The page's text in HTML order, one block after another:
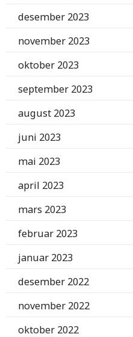
desember 2023
november 2023
oktober 2023
september 2023
august 2023
juni 2023
mai 2023
april 2023
mars 2023
februar 2023
januar 2023
desember 2022
november 2022
oktober 2022